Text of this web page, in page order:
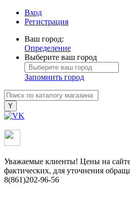
Вход
Регистрация
Ваш город:
Определение
Выберите ваш город
Запомнить город
Уважаемые клиенты! Цены на сайте
фактических, для уточнения
8(861)202-96-56